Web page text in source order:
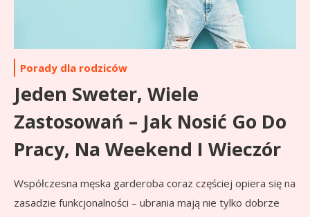
Porady dla rodziców
Jeden Sweter, Wiele
Zastosowań – Jak Nosić Go Do
Pracy, Na Weekend I Wieczór
Współczesna męska garderoba coraz częściej opiera się na
zasadzie funkcjonalności – ubrania mają nie tylko dobrze